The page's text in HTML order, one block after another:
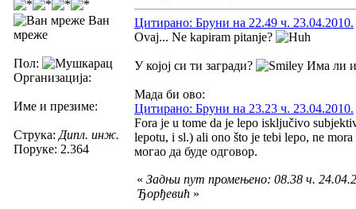
Ван
мреже
Пол:
Организација:
Име и презиме:
Струка: Дипл. инж.
Поруке: 2.364
Цитирано: Бруни на 22.49 ч. 23.04.2010.
Ovaj... Ne kapiram pitanje?
У којој си ти загради? Има ли
Мада би ово:
Цитирано: Бруни на 23.23 ч. 23.04.2010.
Fora je u tome da je lepo isključivo
lepotu, i sl.) ali ono što je tebi lepo, ne
могао да буде одговор.
« Задњи пут промењено: 08.38 ч.
Ђорђевић »